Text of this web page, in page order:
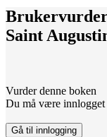
Saint
Vurder denne boken
Du må være innlogget
Gå til innlogging